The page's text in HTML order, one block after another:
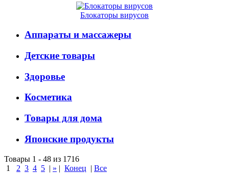
Блокаторы вирусов
Аппараты и массажеры
Детские товары
Здоровье
Косметика
Товары для дома
Японские продукты
Товары 1 - 48 из 1716
1
2 3 4 5 | » | Конец | Все